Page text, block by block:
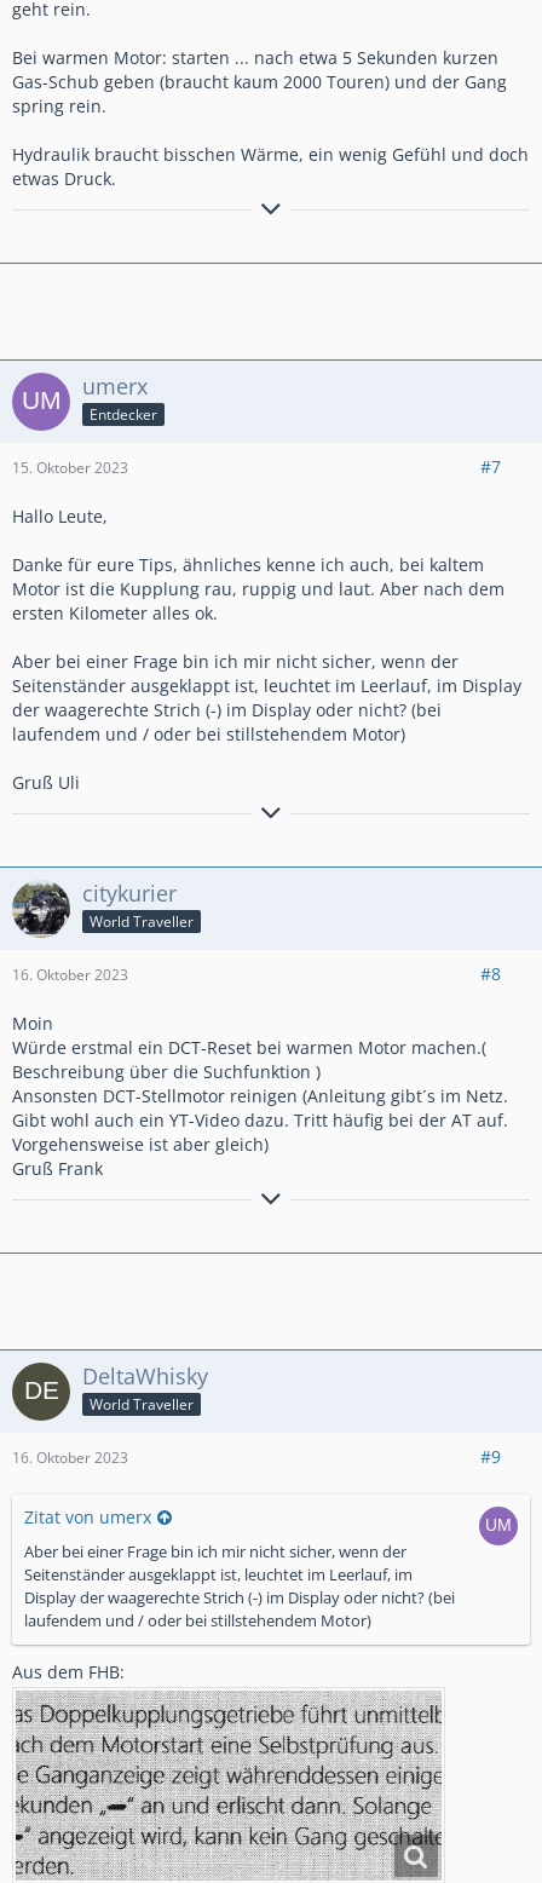
geht rein.
Bei warmen Motor: starten ... nach etwa 5 Sekunden kurzen
Gas-Schub geben (braucht kaum 2000 Touren) und der Gang
spring rein.
Hydraulik braucht bisschen Wärme, ein wenig Gefühl und doch
etwas Druck.
Wer ZEN beherrscht kennt keine Spritpreise
umerx
Entdecker
15. Oktober 2023 #7
Hallo Leute,
Danke für eure Tips, ähnliches kenne ich auch, bei kaltem
Motor ist die Kupplung rau, ruppig und laut. Aber nach dem
ersten Kilometer alles ok.
Aber bei einer Frage bin ich mir nicht sicher, wenn der
Seitenständer ausgeklappt ist, leuchtet im Leerlauf, im Display
der waagerechte Strich (-) im Display oder nicht? (bei
laufendem und / oder bei stillstehendem Motor)
Gruß Uli
citykurier
World Traveller
16. Oktober 2023 #8
Moin
Würde erstmal ein DCT-Reset bei warmen Motor machen.(
Beschreibung über die Suchfunktion )
Ansonsten DCT-Stellmotor reinigen (Anleitung gibt´s im Netz.
Gibt wohl auch ein YT-Video dazu. Tritt häufig bei der AT auf.
Vorgehensweise ist aber gleich)
Gruß Frank
´15er Crosstourer DCT,Honda-Koffersatz, Ermax-
xStream-Werkzeugtasche, lights4all-Rauchglas-Rücklicht,SW-
DeltaWhisky
World Traveller
16. Oktober 2023 #9
Zitat von umerx
Aber bei einer Frage bin ich mir nicht sicher, wenn der
Seitenständer ausgeklappt ist, leuchtet im Leerlauf, im
Display der waagerechte Strich (-) im Display oder nicht? (bei
laufendem und / oder bei stillstehendem Motor)
Aus dem FHB: